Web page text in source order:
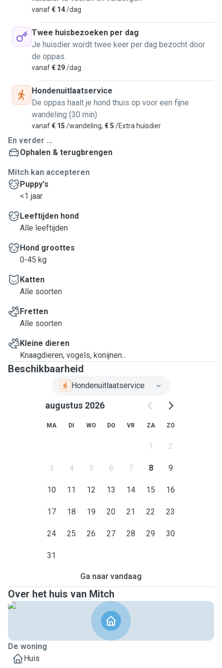
any alarm or security system exactly as you wish, and
share location or travel details publicly and will promptly
report any issues or irregularities to the homeowner.
vanaf€ 14/dag
Twee huisbezoeken per dag
Je huisdier wordt twee keer per dag bezocht door
de oppas.
vanaf€ 29/dag
Hondenuitlaatservice
De oppas haalt je hond thuis op voor een fijne
wandeling (30 min)
vanaf€ 15 /wandeling, € 5 /Extra huisdier
En verder ...
Ophalen & terugbrengen
Mitch kan accepteren
Puppy's
<1 jaar
Leeftijden hond
Alle leeftijden
Hond groottes
0-45 kg
Katten
Alle soorten
Fretten
Alle soorten
Kleine dieren
Knaagdieren, vogels, konijnen...
Beschikbaarheid
Hondenuitlaatservice
augustus 2026
MA DI WO DO VR ZA ZO
1 2
3 4 5 6 7 8 9
10 11 12 13 14 15 16
17 18 19 20 21 22 23
24 25 26 27 28 29 30
31
Ga naar vandaag
Over het huis van Mitch
De woning
Huis